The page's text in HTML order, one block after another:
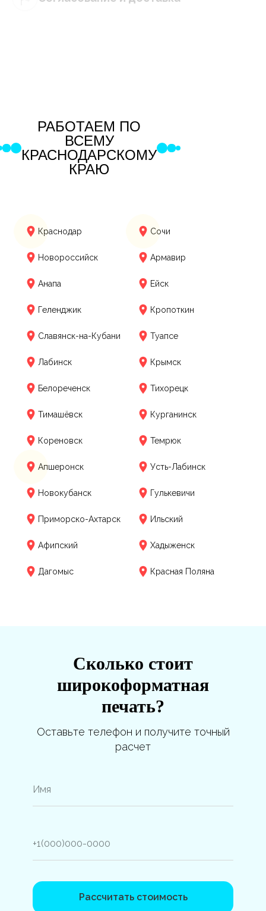
РАБОТАЕМ ПО
ВСЕМУ
КРАСНОДАРСКОМУ
КРАЮ
Краснодар Сочи
Новороссийск Армавир
Анапа Ейск
Геленджик Кропоткин
Славянск-на-Кубани Туапсе
Лабинск Крымск
Белореченск Тихорецк
Тимашёвск Курганинск
Кореновск Темрюк
Апшеронск Усть-Лабинск
Новокубанск Гулькевичи
Приморско-Ахтарск Ильский
Афипский Хадыженск
Дагомыс Красная Поляна
Сколько стоит
широкоформатная
печать?
Оставьте телефон и получите точный
расчет
Рассчитать стоимость